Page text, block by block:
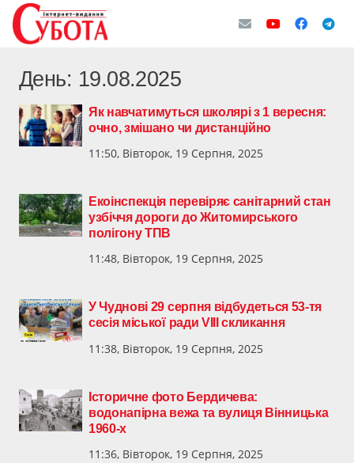
День: 19.08.2025
Як навчатимуться школярі з 1 вересня:
очно, змішано чи дистанційно
11:50, Вівторок, 19 Серпня, 2025
Екоінспекція перевіряє санітарний стан
узбіччя дороги до Житомирського
полігону ТПВ
11:48, Вівторок, 19 Серпня, 2025
У Чуднові 29 серпня відбудеться 53-тя
сесія міської ради VIII скликання
11:38, Вівторок, 19 Серпня, 2025
Історичне фото Бердичева:
водонапірна вежа та вулиця Вінницька
1960-х
11:36, Вівторок, 19 Серпня, 2025